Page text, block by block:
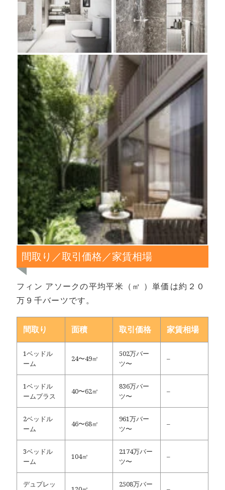
間取り／取引価格／家賃相場
フィン アソークの平均平米（㎡ ）単価は約２０
万９千バーツです。
間取り 面積 取引価格 家賃相場
1ベッドル
ーム
24〜49㎡
502万バー
ツ〜
–
1ベッドル
ームプラス
40〜62㎡
836万バー
ツ〜
–
2ベッドル
ーム
46〜68㎡
961万バー
ツ〜
–
3ベッドル
ーム
104㎡
2174万バー
ツ〜
–
デュプレッ
2508万バー